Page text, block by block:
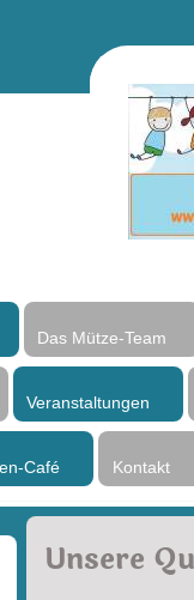
Das Mütze-Team
Veranstaltungen
Café Kontakt
Unsere